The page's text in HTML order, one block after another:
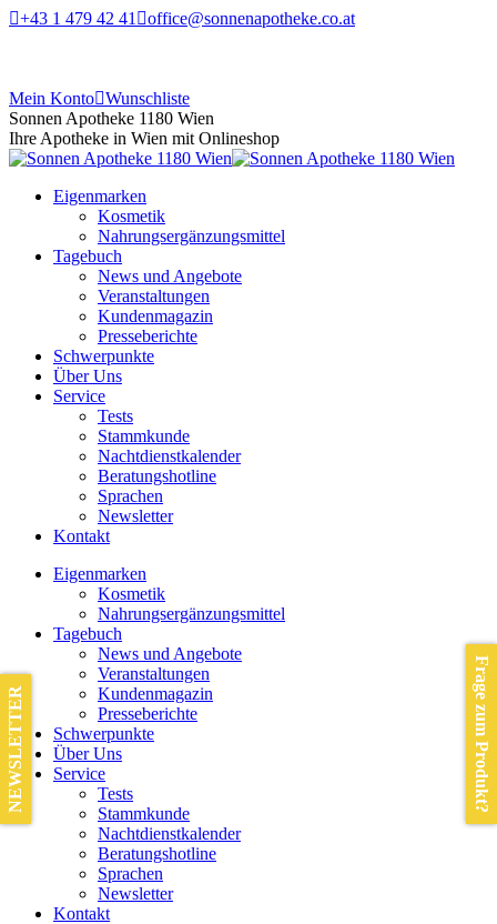
+43 1 479 42 41 office@sonnenapotheke.co.at
Mein Konto Wunschliste
Sonnen Apotheke 1180 Wien
Ihre Apotheke in Wien mit Onlineshop
Eigenmarken
Kosmetik
Nahrungsergänzungsmittel
Tagebuch
News und Angebote
Veranstaltungen
Kundenmagazin
Presseberichte
Schwerpunkte
Über Uns
Service
Tests
Stammkunde
Nachtdienstkalender
Beratungshotline
Sprachen
Newsletter
Kontakt
Eigenmarken
Kosmetik
Nahrungsergänzungsmittel
Tagebuch
News und Angebote
Veranstaltungen
Kundenmagazin
Presseberichte
Schwerpunkte
Über Uns
Service
Tests
Stammkunde
Nachtdienstkalender
Beratungshotline
Sprachen
Newsletter
Kontakt
Frage zum Produkt?
NEWSLETTER